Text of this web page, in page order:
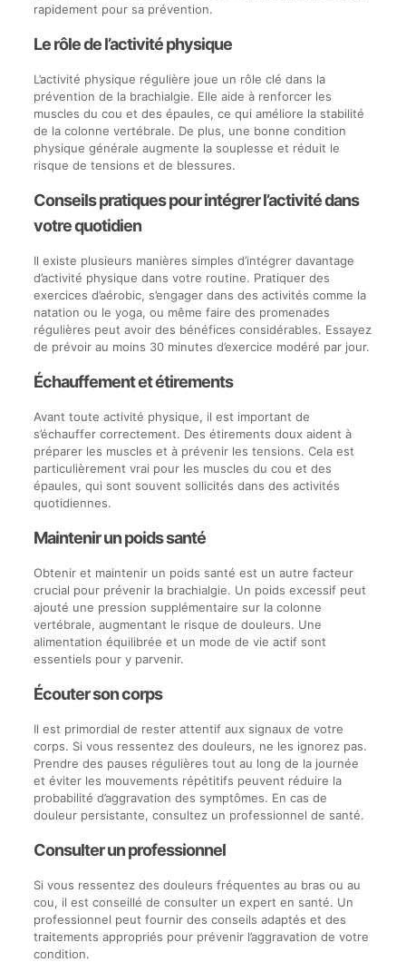
rapidement pour sa prévention.
Le rôle de l’activité physique
L’activité physique régulière joue un rôle clé dans la
prévention de la brachialgie. Elle aide à renforcer les
muscles du cou et des épaules, ce qui améliore la stabilité
de la colonne vertébrale. De plus, une bonne condition
physique générale augmente la souplesse et réduit le
risque de tensions et de blessures.
Conseils pratiques pour intégrer l’activité dans
votre quotidien
Il existe plusieurs manières simples d’intégrer davantage
d’activité physique dans votre routine. Pratiquer des
exercices d’aérobic, s’engager dans des activités comme la
natation ou le yoga, ou même faire des promenades
régulières peut avoir des bénéfices considérables. Essayez
de prévoir au moins 30 minutes d’exercice modéré par jour.
Échauffement et étirements
Avant toute activité physique, il est important de
s’échauffer correctement. Des étirements doux aident à
préparer les muscles et à prévenir les tensions. Cela est
particulièrement vrai pour les muscles du cou et des
épaules, qui sont souvent sollicités dans des activités
quotidiennes.
Maintenir un poids santé
Obtenir et maintenir un poids santé est un autre facteur
crucial pour prévenir la brachialgie. Un poids excessif peut
ajouté une pression supplémentaire sur la colonne
vertébrale, augmentant le risque de douleurs. Une
alimentation équilibrée et un mode de vie actif sont
essentiels pour y parvenir.
Écouter son corps
Il est primordial de rester attentif aux signaux de votre
corps. Si vous ressentez des douleurs, ne les ignorez pas.
Prendre des pauses régulières tout au long de la journée
et éviter les mouvements répétitifs peuvent réduire la
probabilité d’aggravation des symptômes. En cas de
douleur persistante, consultez un professionnel de santé.
Consulter un professionnel
Si vous ressentez des douleurs fréquentes au bras ou au
cou, il est conseillé de consulter un expert en santé. Un
professionnel peut fournir des conseils adaptés et des
traitements appropriés pour prévenir l’aggravation de votre
condition.